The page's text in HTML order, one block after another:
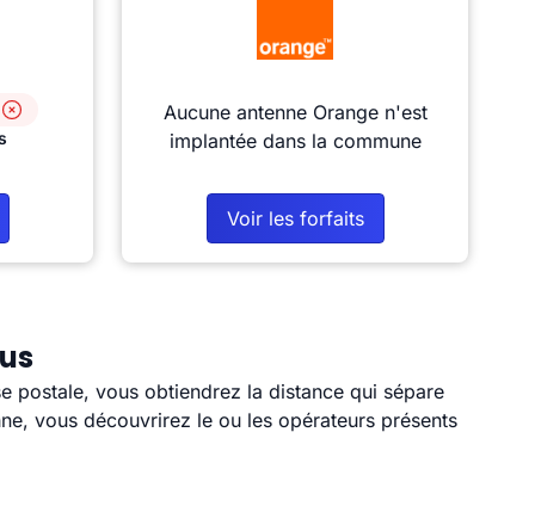
Aucune antenne Orange n'est
implantée dans la commune
Voir les forfaits
postale, vous obtiendrez la distance qui sépare
vous découvrirez le ou les opérateurs présents